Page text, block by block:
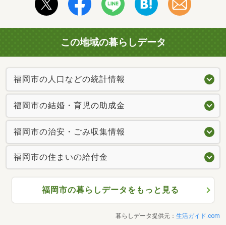
この地域の暮らしデータ
福岡市の人口などの統計情報
福岡市の結婚・育児の助成金
福岡市の治安・ごみ収集情報
福岡市の住まいの給付金
福岡市の暮らしデータをもっと見る
暮らしデータ提供元： 生活ガイド.com